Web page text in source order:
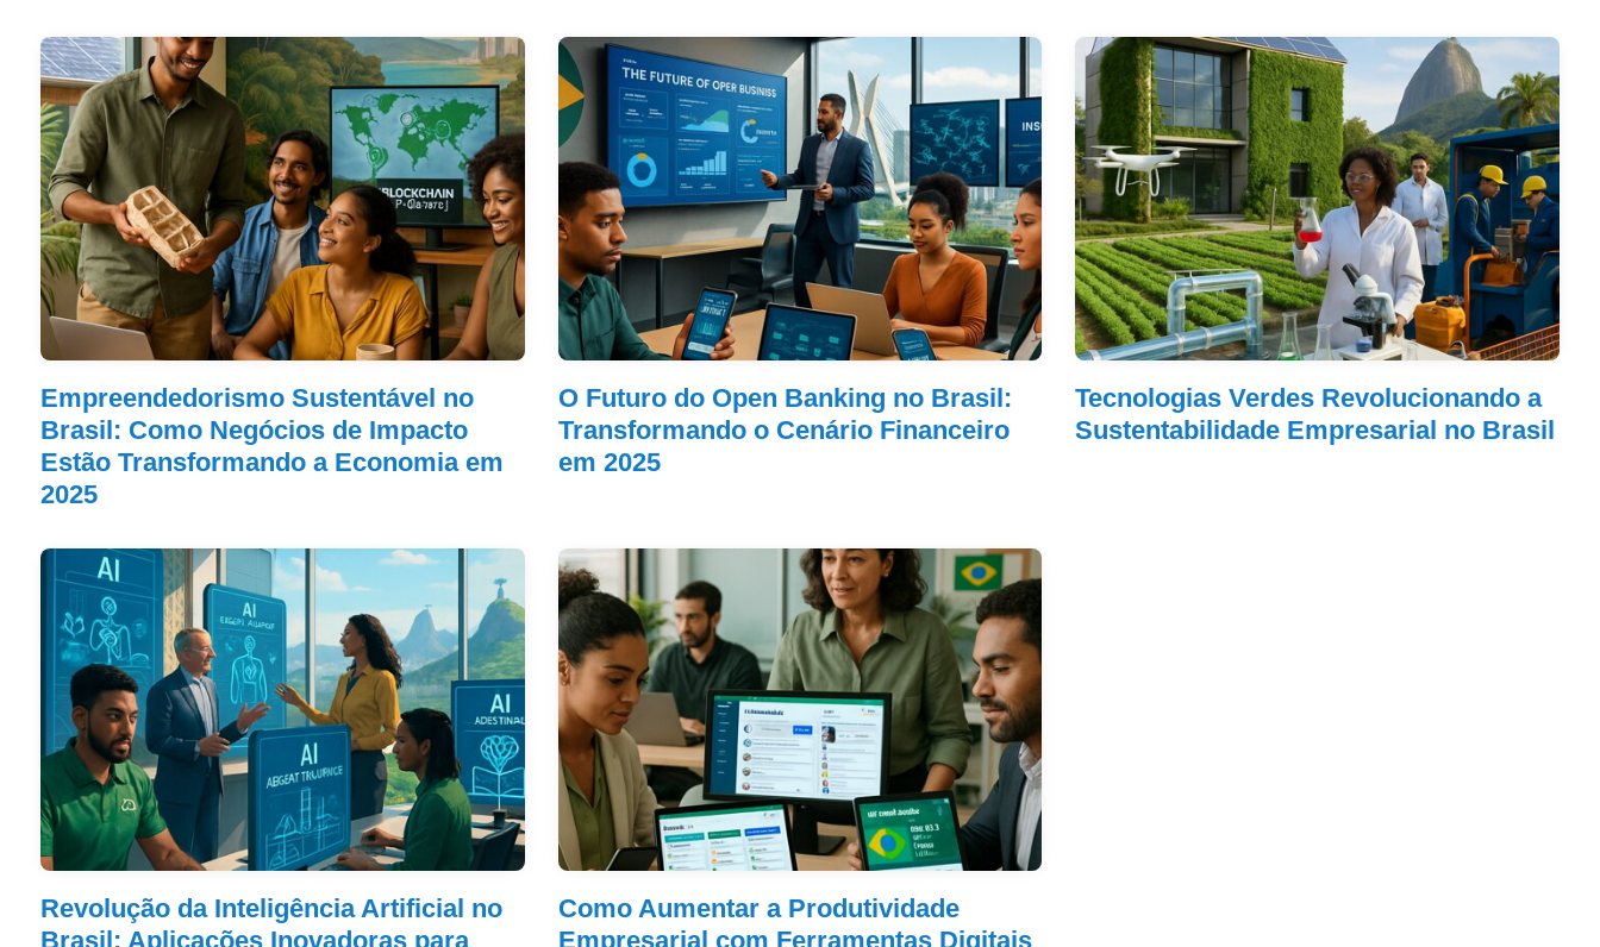
Empreendedorismo Sustentável no
Brasil: Como Negócios de Impacto
Estão Transformando a Economia em
2025
O Futuro do Open Banking no Brasil:
Transformando o Cenário Financeiro
em 2025
Tecnologias Verdes Revolucionando a
Sustentabilidade Empresarial no Brasil
Revolução da Inteligência Artificial no
Brasil: Aplicações Inovadoras para
Como Aumentar a Produtividade
Empresarial com Ferramentas Digitais